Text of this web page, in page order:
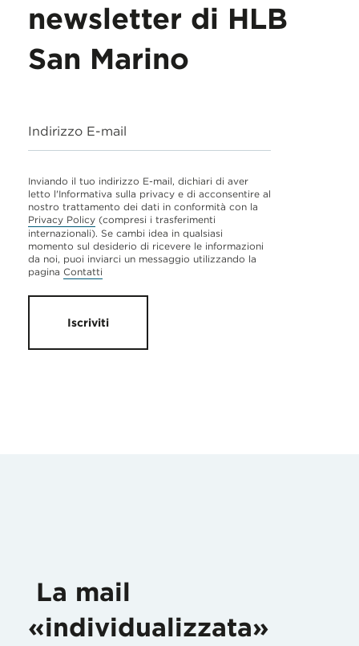
newsletter di HLB
San Marino
Indirizzo E-mail
Inviando il tuo indirizzo E-mail, dichiari di aver
letto l'Informativa sulla privacy e di acconsentire al
nostro trattamento dei dati in conformità con la
Privacy Policy (compresi i trasferimenti
internazionali). Se cambi idea in qualsiasi
momento sul desiderio di ricevere le informazioni
da noi, puoi inviarci un messaggio utilizzando la
pagina Contatti
Iscriviti
La mail
«individualizzata»